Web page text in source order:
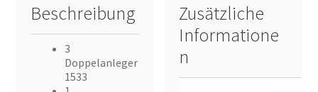
Beschreibung
3
Doppelanleger
1533
Zusätzliche
Informatione
n